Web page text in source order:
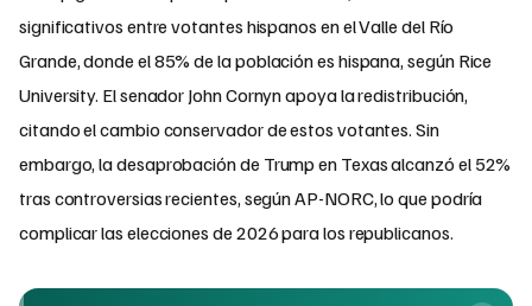
significativos entre votantes hispanos en el Valle del Río
Grande, donde el 85% de la población es hispana, según Rice
University. El senador John Cornyn apoya la redistribución,
citando el cambio conservador de estos votantes. Sin
embargo, la desaprobación de Trump en Texas alcanzó el 52%
tras controversias recientes, según AP-NORC, lo que podría
complicar las elecciones de 2026 para los republicanos.